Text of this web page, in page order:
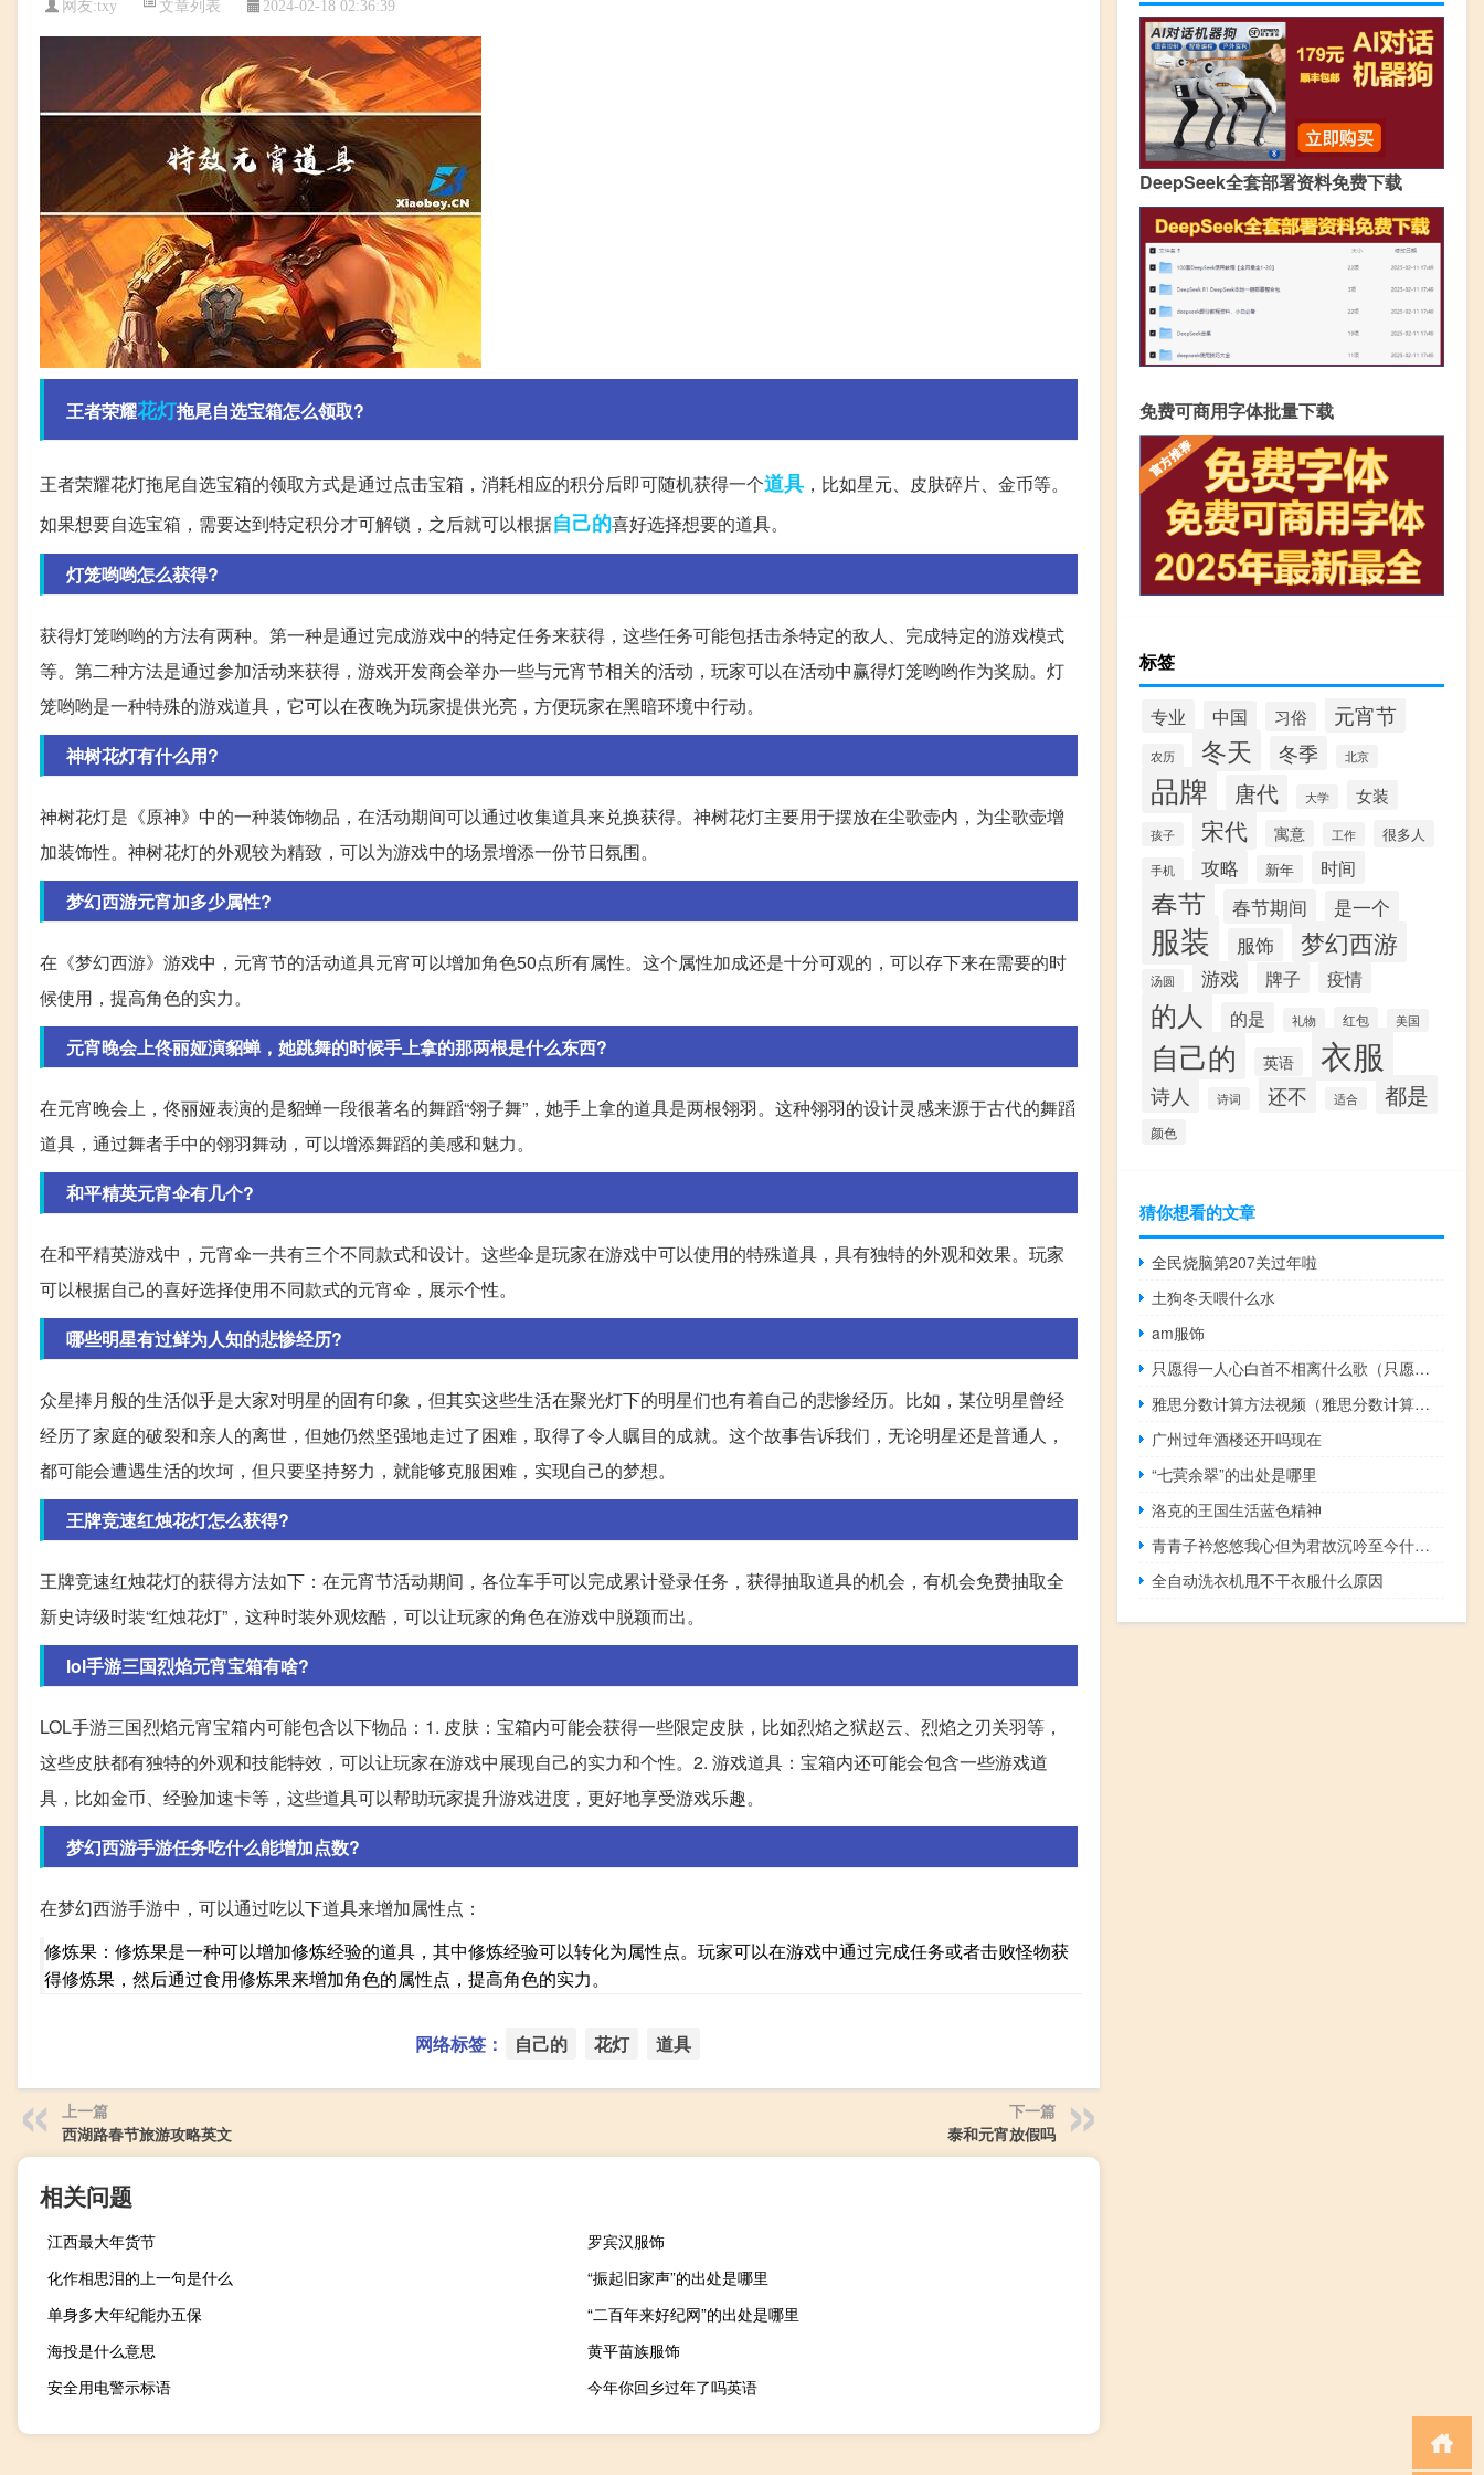
网友:txy 2024-02-18 02:36:39
王者荣耀花灯拖尾自选宝箱怎么领取?
王者荣耀花灯拖尾自选宝箱的领取方式是通过点击宝箱，消耗相应的积分后即可随机获得一个道具 ，比如星元、皮肤碎片、金币等。
如果想要自选宝箱，需要达到特定积分才可解锁，之后就可以根据自己的喜好选择想要的道具。
灯笼哟哟怎么获得?
获得灯笼哟哟的方法有两种。第一种是通过完成游戏中的特定任务来获得，这些任务可能包括击杀特定的敌人、完成特定的游戏模式
等。第二种方法是通过参加活动来获得，游戏开发商会举办一些与元宵节相关的活动，玩家可以在活动中赢得灯笼哟哟作为奖励。灯
笼哟哟是一种特殊的游戏道具，它可以在夜晚为玩家提供光亮，方便玩家在黑暗环境中行动。
神树花灯有什么用?
神树花灯是《原神》中的一种装饰物品，在活动期间可以通过收集道具来兑换获得。神树花灯主要用于摆放在尘歌壶内，为尘歌壶增
加装饰性。神树花灯的外观较为精致，可以为游戏中的场景增添一份节日氛围。
梦幻西游元宵加多少属性?
在《梦幻西游》游戏中，元宵节的活动道具元宵可以增加角色50点所有属性。这个属性加成还是十分可观的，可以存下来在需要的时
候使用，提高角色的实力。
元宵晚会上佟丽娅演貂蝉，她跳舞的时候手上拿的那两根是什么东西?
在元宵晚会上，佟丽娅表演的是貂蝉一段很著名的舞蹈“翎子舞”，她手上拿的道具是两根翎羽。这种翎羽的设计灵感来源于古代的舞蹈
道具，通过舞者手中的翎羽舞动，可以增添舞蹈的美感和魅力。
和平精英元宵伞有几个?
在和平精英游戏中，元宵伞一共有三个不同款式和设计。这些伞是玩家在游戏中可以使用的特殊道具，具有独特的外观和效果。玩家
可以根据自己的喜好选择使用不同款式的元宵伞，展示个性。
哪些明星有过鲜为人知的悲惨经历?
众星捧月般的生活似乎是大家对明星的固有印象，但其实这些生活在聚光灯下的明星们也有着自己的悲惨经历。比如，某位明星曾经
经历了家庭的破裂和亲人的离世，但她仍然坚强地走过了困难，取得了令人瞩目的成就。这个故事告诉我们，无论明星还是普通人，
都可能会遭遇生活的坎坷，但只要坚持努力，就能够克服困难，实现自己的梦想。
王牌竞速红烛花灯怎么获得?
王牌竞速红烛花灯的获得方法如下：在元宵节活动期间，各位车手可以完成累计登录任务，获得抽取道具的机会，有机会免费抽取全
新史诗级时装“红烛花灯”，这种时装外观炫酷，可以让玩家的角色在游戏中脱颖而出。
lol手游三国烈焰元宵宝箱有啥?
LOL手游三国烈焰元宵宝箱内可能包含以下物品：1. 皮肤：宝箱内可能会获得一些限定皮肤，比如烈焰之狱赵云、烈焰之刃关羽等，
这些皮肤都有独特的外观和技能特效，可以让玩家在游戏中展现自己的实力和个性。2. 游戏道具：宝箱内还可能会包含一些游戏道
具，比如金币、经验加速卡等，这些道具可以帮助玩家提升游戏进度，更好地享受游戏乐趣。
梦幻西游手游任务吃什么能增加点数?
在梦幻西游手游中，可以通过吃以下道具来增加属性点：
修炼果：修炼果是一种可以增加修炼经验的道具，其中修炼经验可以转化为属性点。玩家可以在游戏中通过完成任务或者击败怪物获
得修炼果，然后通过食用修炼果来增加角色的属性点，提高角色的实力。
网络标签： 自己的 花灯 道具
上一篇
西湖路春节旅游攻略英文
下一篇
泰和元宵放假吗
相关问题
江西最大年货节
罗宾汉服饰
化作相思泪的上一句是什么
“振起旧家声”的出处是哪里
单身多大年纪能办五保
“二百年来好纪网”的出处是哪里
海投是什么意思
黄平苗族服饰
安全用电警示标语
今年你回乡过年了吗英语
DeepSeek全套部署资料免费下载
免费可商用字体批量下载
标签
专业 中国 习俗 元宵节
农历 冬天 冬季 北京
品牌 唐代 大学 女装
孩子 宋代 寓意 工作 很多人
手机 攻略 新年 时间
春节 春节期间 是一个
服装 服饰 梦幻西游
汤圆 游戏 牌子 疫情
的人 的是 礼物 红包 美国
自己的 英语 衣服
诗人 诗词 还不 适合 都是
颜色
猜你想看的文章
全民烧脑第207关过年啦
土狗冬天喂什么水
am服饰
只愿得一人心白首不相离什么歌（只愿得一人心）
雅思分数计算方法视频（雅思分数计算方法）
广州过年酒楼还开吗现在
“七蓂余翠”的出处是哪里
洛克的王国生活蓝色精神
青青子衿悠悠我心但为君故沉吟至今什么意思
全自动洗衣机甩不干衣服什么原因